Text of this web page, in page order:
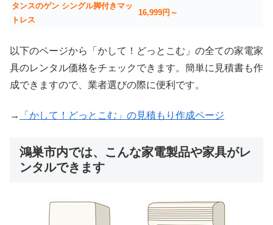
タンスのゲン シングル脚付きマッ
トレス
16,999円～
以下のページから「かして！どっとこむ」の全ての家電家
具のレンタル価格をチェックできます。簡単に見積書も作
成できますので、業者選びの際に便利です。
→ 「かして！どっとこむ」の見積もり作成ページ
鴻巣市内では、こんな家電製品や家具がレ
ンタルできます